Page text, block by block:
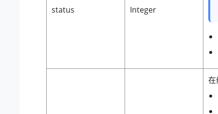
status Integer
在